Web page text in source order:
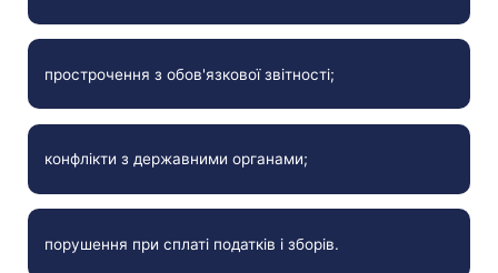
прострочення з обов'язкової звітності;
конфлікти з державними органами;
порушення при сплаті податків і зборів.